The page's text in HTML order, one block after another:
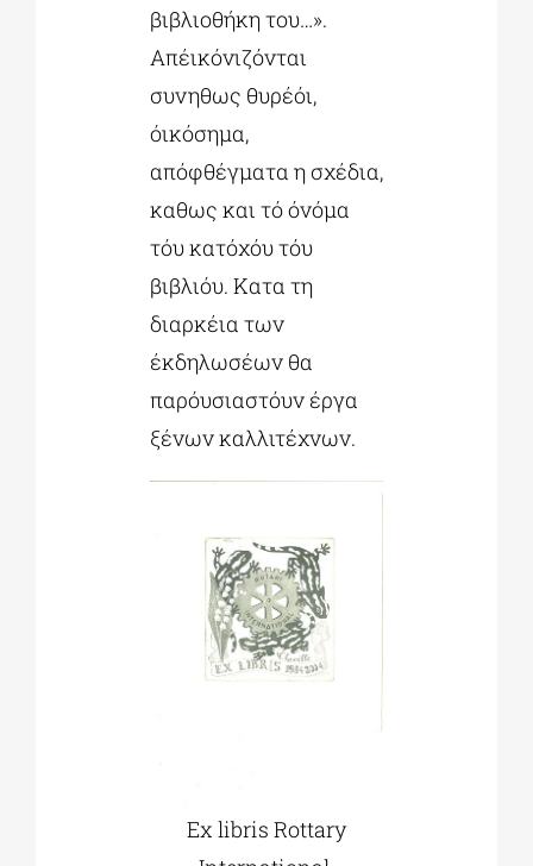
βιβλιοθήκη του…».
Απέικόνιζόνται
συνηθως θυρέόι,
όικόσημα,
απόφθέγματα η σχέδια,
καθως και τό όνόμα
τόυ κατόχόυ τόυ
βιβλιόυ. Κατα τη
διαρκέια των
έκδηλωσέων θα
παρόυσιαστόυν έργα
ξένων καλλιτέχνων.
Ex libris Rottary